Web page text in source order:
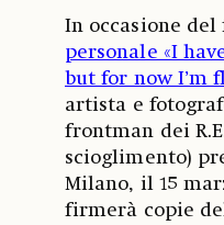
In occasione
personale «I
but for now I’m
artista e
frontman dei
scioglimento)
Milano, il 15
firmerà copie